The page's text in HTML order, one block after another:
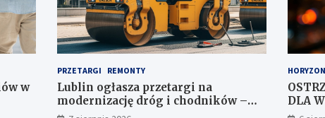
w
PRZETARGI REMONTY
Lublin ogłasza przetargi na
modernizację dróg i chodników –
inwestycje czekają na oferty
DLA
NR 167